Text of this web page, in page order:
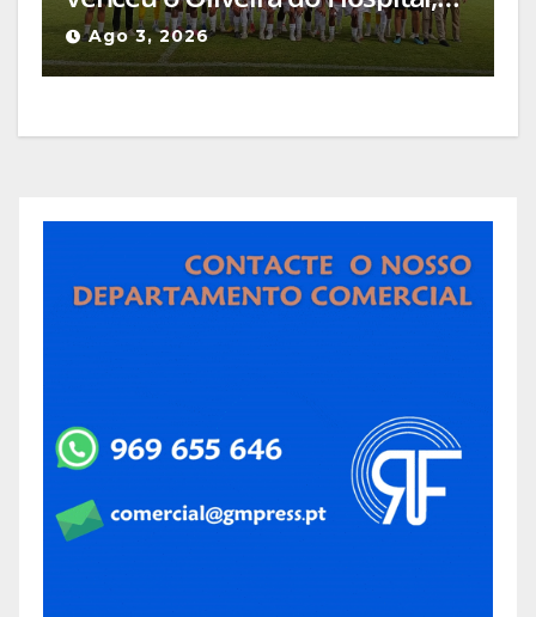
por 1-0, naquele que foi o jogo
de apresentação
Ago 3, 2026